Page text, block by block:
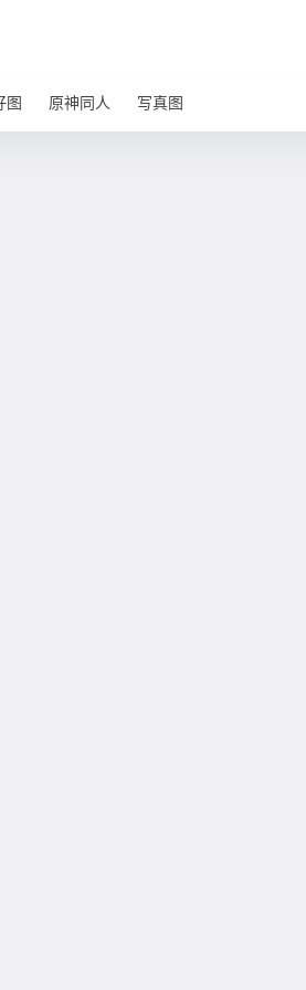
图 原神同人 写真图